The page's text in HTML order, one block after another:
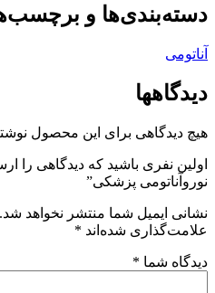
دسته‌بندی‌ها و
آناتومی
دیدگاهها
هیچ دیدگاهی برای این محصول
اولین نفری باشید که دیدگاهی را
نوروآناتومی پزشکی”
نشانی ایمیل شما منتشر نخواهد شد.
علامت‌گذاری شده‌اند *
دیدگاه شما *